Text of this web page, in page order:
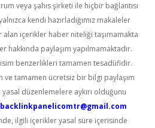
veya şahıs şirketi ile hiçbir bağlantısı
kendi hazırladığımız makaleler
alan içerikler haber niteliği taşımamakta
hakkında paylaşım yapılmamaktadır.
benzerlikleri tamamen tesadüfidir.
ve tamamen ücretsiz bir bilgi paylaşım
düzenlemelere aykırı olduğunu
backlinkpanelicomtr@gmail.com
ilgili içerikler yasal süre içerisinde